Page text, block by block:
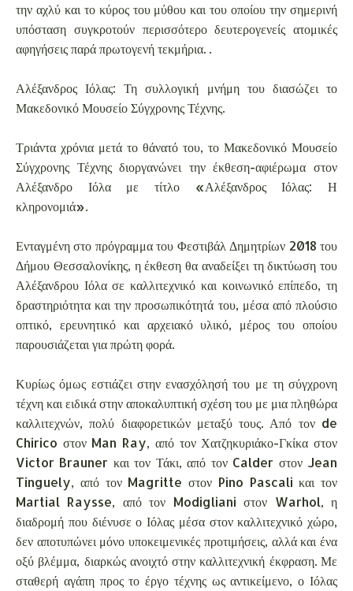
την αχλύ και το κύρος του μύθου και του οποίου την σημερινή
υπόσταση συγκροτούν περισσότερο δευτερογενείς ατομικές
αφηγήσεις παρά πρωτογενή τεκμήρια. .
Αλέξανδρος Ιόλας: Τη συλλογική μνήμη του διασώζει το
Μακεδονικό Μουσείο Σύγχρονης Τέχνης.
Τριάντα χρόνια μετά το θάνατό του, το Μακεδονικό Μουσείο
Σύγχρονης Τέχνης διοργανώνει την έκθεση-αφιέρωμα στον
Αλέξανδρο Ιόλα με τίτλο «Αλέξανδρος Ιόλας: Η
κληρονομιά».
Ενταγμένη στο πρόγραμμα του Φεστιβάλ Δημητρίων 2018 του
Δήμου Θεσσαλονίκης, η έκθεση θα αναδείξει τη δικτύωση του
Αλέξανδρου Ιόλα σε καλλιτεχνικό και κοινωνικό επίπεδο, τη
δραστηριότητα και την προσωπικότητά του, μέσα από πλούσιο
οπτικό, ερευνητικό και αρχειακό υλικό, μέρος του οποίου
παρουσιάζεται για πρώτη φορά.
Κυρίως όμως εστιάζει στην ενασχόλησή του με τη σύγχρονη
τέχνη και ειδικά στην αποκαλυπτική σχέση του με μια πληθώρα
καλλιτεχνών, πολύ διαφορετικών μεταξύ τους. Από τον de
Chirico στον Man Ray, από τον Χατζηκυριάκο-Γκίκα στον
Victor Brauner και τον Τάκι, από τον Calder στον Jean
Tinguely, από τον Magritte στον Pino Pascali και τον
Martial Raysse, από τον Modigliani στον Warhol, η
διαδρομή που διένυσε ο Ιόλας μέσα στον καλλιτεχνικό χώρο,
δεν αποτυπώνει μόνο υποκειμενικές προτιμήσεις, αλλά και ένα
οξύ βλέμμα, διαρκώς ανοιχτό στην καλλιτεχνική έκφραση. Με
σταθερή αγάπη προς το έργο τέχνης ως αντικείμενο, ο Ιόλας